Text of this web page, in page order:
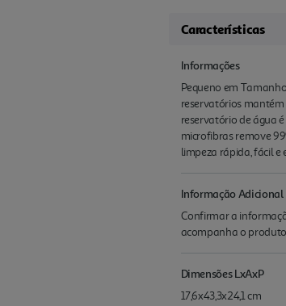
Características
Informações
Pequeno em
reservatórios
reservatório de água
microfibras remove
limpeza rápida, fácil e
Informação Adicional
Confirmar a
acompanha o produto
Dimensões LxAxP
17,6x43,3x24,1 cm